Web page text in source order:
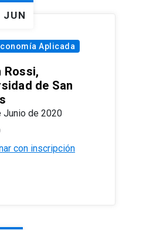
JUN
Aplicada
Rossi,
de San
Junio de 2020
con inscripción